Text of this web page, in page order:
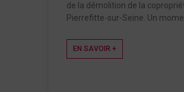
de la démolition de la
Pierrefitte-sur-Seine. Un
EN SAVOIR +